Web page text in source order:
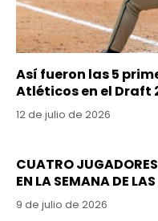
Así fueron las 5
Atléticos en el Draft
12 de julio de 2026
CUATRO
EN LA SEMANA DE
9 de julio de 2026